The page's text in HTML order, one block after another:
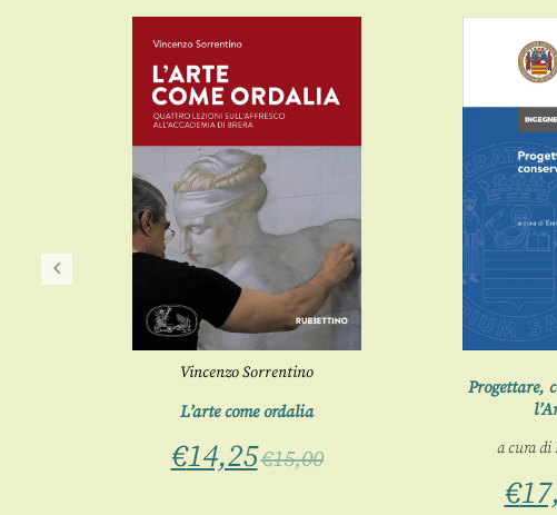
Vincenzo Sorrentino
L’arte come ordalia
€14,25€15,00
Progettare,
a cura di
€